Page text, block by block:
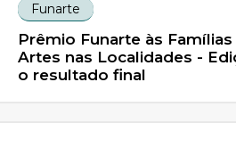
Funarte
Prêmio Funarte às Famílias
Artes nas Localidades -
o resultado final